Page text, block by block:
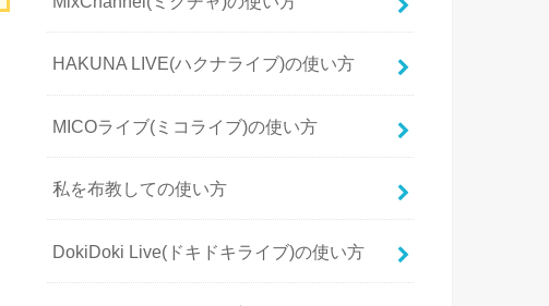
HAKUNA LIVE(ハクナライブ)の使い方
MICOライブ(ミコライブ)の使い方
私を布教しての使い方
DokiDoki Live(ドキドキライブ)の使い方